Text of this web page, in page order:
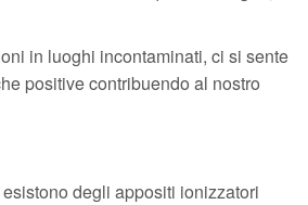
in luoghi incontaminati, ci si sente
positive contribuendo al nostro
degli appositi ionizzatori